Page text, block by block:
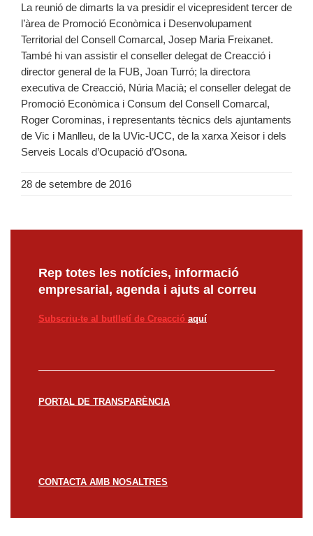
La reunió de dimarts la va presidir el vicepresident tercer de
l’àrea de Promoció Econòmica i Desenvolupament
Territorial del Consell Comarcal, Josep Maria Freixanet.
També hi van assistir el conseller delegat de Creacció i
director general de la FUB, Joan Turró; la directora
executiva de Creacció, Núria Macià; el conseller delegat de
Promoció Econòmica i Consum del Consell Comarcal,
Roger Corominas, i representants tècnics dels ajuntaments
de Vic i Manlleu, de la UVic-UCC, de la xarxa Xeisor i dels
Serveis Locals d’Ocupació d’Osona.
28 de setembre de 2016
Rep totes les notícies, informació
empresarial, agenda i ajuts al correu
Subscriu-te al butlletí de Creacció aquí
PORTAL DE TRANSPARÈNCIA
CONTACTA AMB NOSALTRES